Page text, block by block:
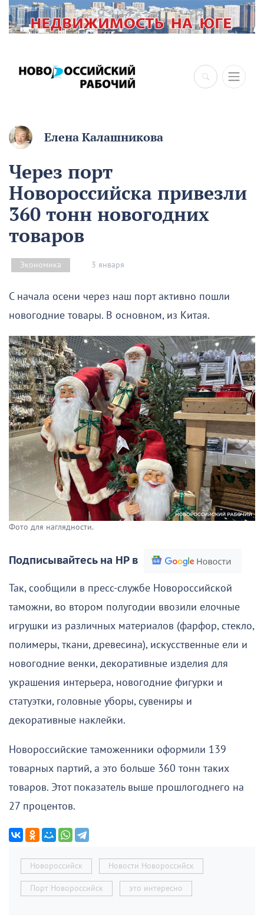
×
Елена Калашникова
Через порт
Новороссийска привезли
360 тонн новогодних
товаров
Экономика 3 января
С начала осени через наш порт активно пошли
новогодние товары. В основном, из Китая.
Фото для наглядности.
Подписывайтесь на НР в
Так, сообщили в пресс-службе Новороссийской
таможни, во втором полугодии ввозили елочные
игрушки из различных материалов (фарфор, стекло,
полимеры, ткани, древесина), искусственные ели и
новогодние венки, декоративные изделия для
украшения интерьера, новогодние фигурки и
статуэтки, головные уборы, сувениры и
декоративные наклейки.
Новороссийские таможенники оформили 139
товарных партий, а это больше 360 тонн таких
товаров. Этот показатель выше прошлогоднего на
27 процентов.
Новороссийск Новости Новороссийск
Порт Новороссийск это интересно